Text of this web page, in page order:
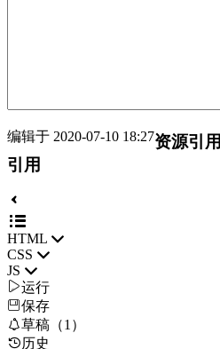
编辑于 2020-07-10 18:27资源引用
引用
HTML
CSS
JS
运行
保存
草稿（1）
历史